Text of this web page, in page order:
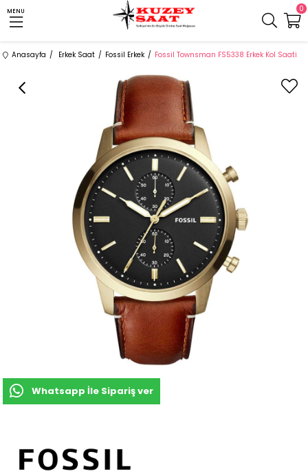
MENU 0
Anasayfa Erkek Saat Fossil Erkek Fossil Townsman FS5338 Erkek Kol Saati
Whatsapp İle Sipariş ver